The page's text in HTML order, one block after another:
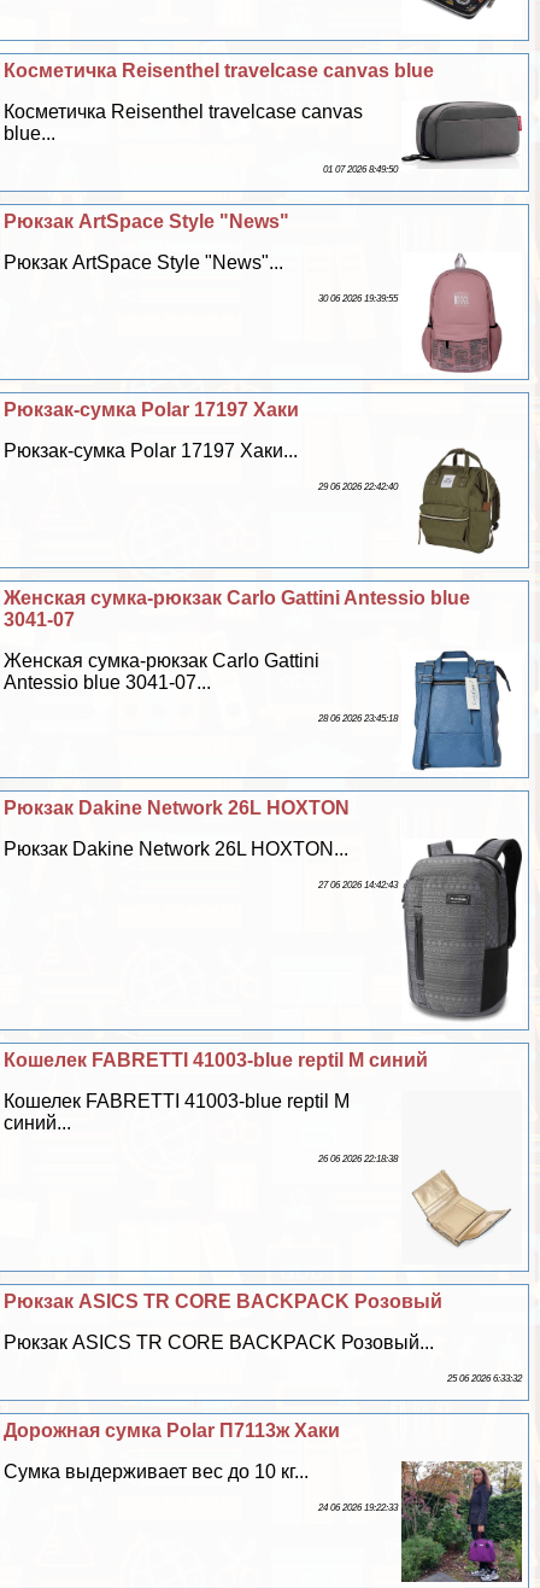
Косметичка Reisenthel travelcase canvas blue
Косметичка Reisenthel travelcase canvas
blue...
01 07 2026 8:49:50
Рюкзак ArtSpace Style "News"
Рюкзак ArtSpace Style "News"...
30 06 2026 19:39:55
Рюкзак-сумка Polar 17197 Хаки
Рюкзак-сумка Polar 17197 Хаки...
29 06 2026 22:42:40
Женская сумка-рюкзак Carlo Gattini Antessio blue
3041-07
Женская сумка-рюкзак Carlo Gattini
Antessio blue 3041-07...
28 06 2026 23:45:18
Рюкзак Dakine Network 26L HOXTON
Рюкзак Dakine Network 26L HOXTON...
27 06 2026 14:42:43
Кошелек FABRETTI 41003-blue reptil M синий
Кошелек FABRETTI 41003-blue reptil M
синий...
26 06 2026 22:18:38
Рюкзак ASICS TR CORE BACKPACK Розовый
Рюкзак ASICS TR CORE BACKPACK Розовый...
25 06 2026 6:33:32
Дорожная сумка Polar П7113ж Хаки
Сумка выдерживает вес до 10 кг...
24 06 2026 19:22:33